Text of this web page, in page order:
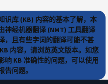
识库 (KB) 内容的基本了解，本
神经机器翻译 (NMT) 工具翻译
，且有些字词的翻译可能不甚
内容，请浏览英文版本。如您
响 KB 准确性的问题，可以使用
告问题。